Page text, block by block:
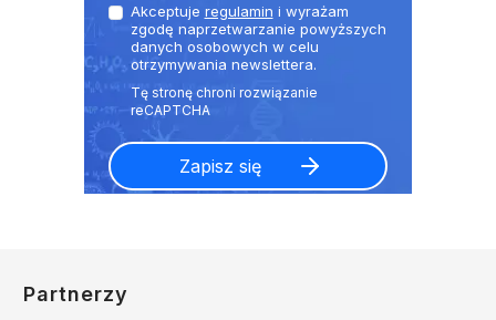
Akceptuje regulamin i wyrażam
zgodę naprzetwarzanie powyższych
danych osobowych w celu
otrzymywania newslettera.
Partnerzy